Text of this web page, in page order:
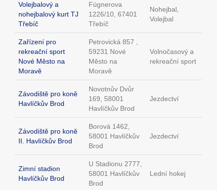
Volejbalový a
nohejbalový kurt TJ
Třebíč
Fügnerova
1226/10, 67401
Třebíč
Nohejbal,
Volejbal
Zařízení pro
rekreační sport
Nové Město na
Moravě
Petrovická 857 ,
59231 Nové
Město na
Moravě
Volnočasový a
rekreační sport
Závodiště pro koně
Havlíčkův Brod
Novotnův Dvůr
169, 58001
Havlíčkův Brod
Jezdectví
Závodiště pro koně
II. Havlíčkův Brod
Borová 1462,
58001 Havlíčkův
Brod
Jezdectví
Zimní stadion
Havlíčkův Brod
U Stadionu 2777,
58001 Havlíčkův
Brod
Lední hokej